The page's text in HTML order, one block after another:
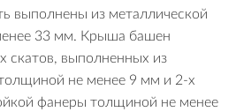
выполнены из металлической
33 мм. Крыша башен
скатов, выполненных из
не менее 9 мм и 2-х
фанеры толщиной не менее